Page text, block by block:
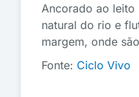
Ancorado ao
natural do rio e
margem, onde
Fonte: Ciclo Vivo